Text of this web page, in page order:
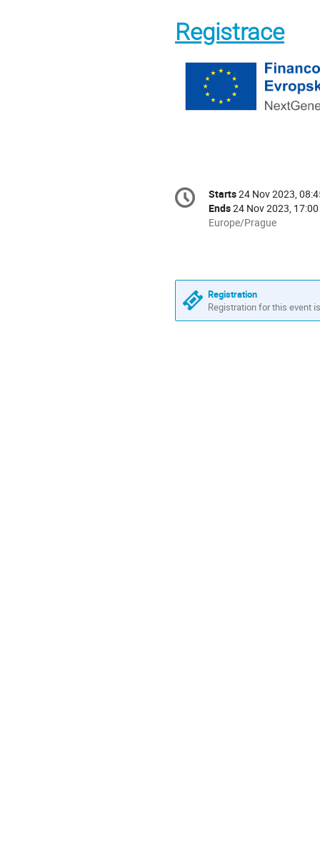
Registrace
Conference
information
Date/Time
Starts24 Nov 2023,
Ends24 Nov 2023, 17:00
All
Europe/Prague
Europe/Prague
Registration
Registration for this event